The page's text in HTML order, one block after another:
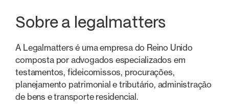
Sobre a legalmatters
A Legalmatters é uma empresa do Reino Unido
composta por advogados especializados em
testamentos, fideicomissos, procurações,
planejamento patrimonial e tributário, administração
de bens e transporte residencial.